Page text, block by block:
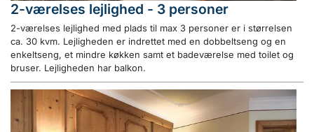
2-værelses lejlighed - 3 personer
2-værelses lejlighed med plads til max 3 personer er i størrelsen
ca. 30 kvm. Lejligheden er indrettet med en dobbeltseng og en
enkeltseng, et mindre køkken samt et badeværelse med toilet og
bruser. Lejligheden har balkon.